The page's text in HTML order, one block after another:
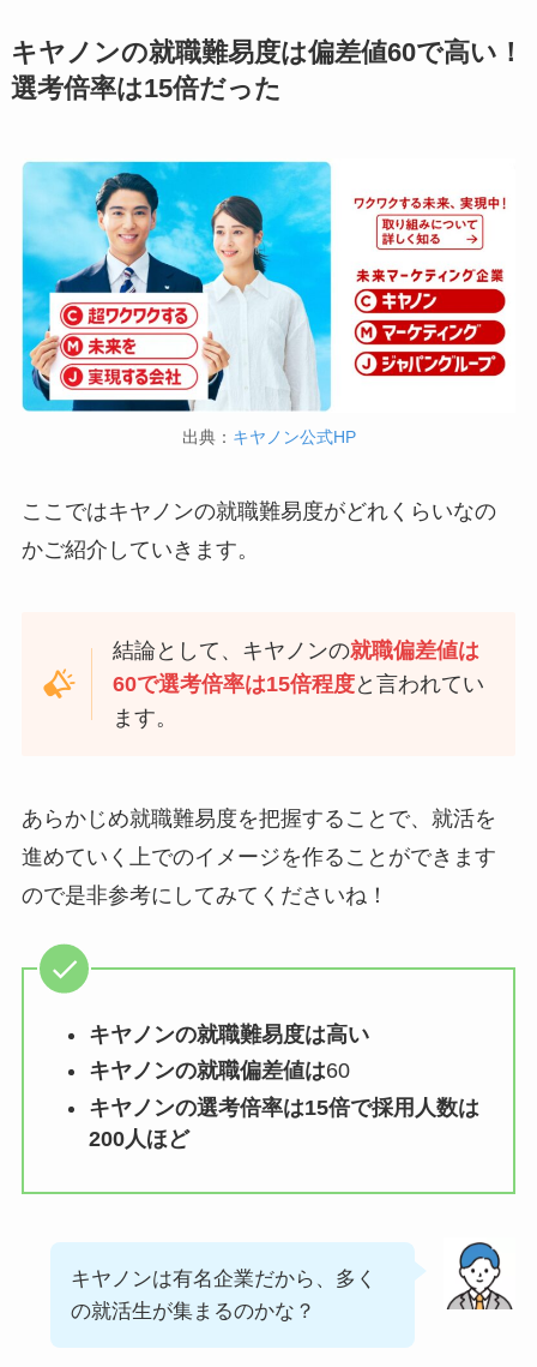
キヤノンの就職難易度は偏差値60で高い！
選考倍率は15倍だった
出典： キヤノン公式HP
ここではキヤノンの就職難易度がどれくらいなの
かご紹介していきます。
結論として、キヤノンの就職偏差値は
60で選考倍率は15倍程度と言われてい
ます。
あらかじめ就職難易度を把握することで、就活を
進めていく上でのイメージを作ることができます
ので是非参考にしてみてくださいね！
キヤノンの就職難易度は高い
キヤノンの就職偏差値は60
キヤノンの選考倍率は15倍で採用人数は
200人ほど
キヤノンは有名企業だから、多く
の就活生が集まるのかな？